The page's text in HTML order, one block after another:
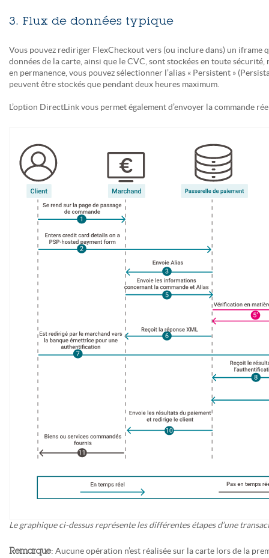
3. Flux de données typique
Vous pouvez rediriger FlexCheckout vers (ou inclure dans) un iframe
données de la carte, ainsi que le CVC, sont stockées en toute
en permanence, vous pouvez sélectionner l’alias « Persistent »
peuvent être stockés que pendant deux heures maximum.
L’option DirectLink vous permet également d’envoyer la commande
Le graphique ci-dessus représente les différentes étapes d’une
Remarque: Aucune opération n’est réalisée sur la carte lors de la